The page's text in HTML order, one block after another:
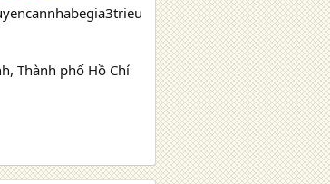
Thành phố Hồ Chí